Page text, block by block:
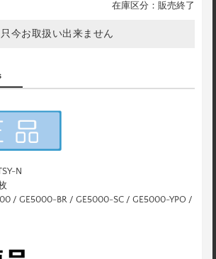
在庫区分：販売終了
只今お取扱い出来ません
N
/ GE5000-BR / GE5000-SC / GE5000-YPO /